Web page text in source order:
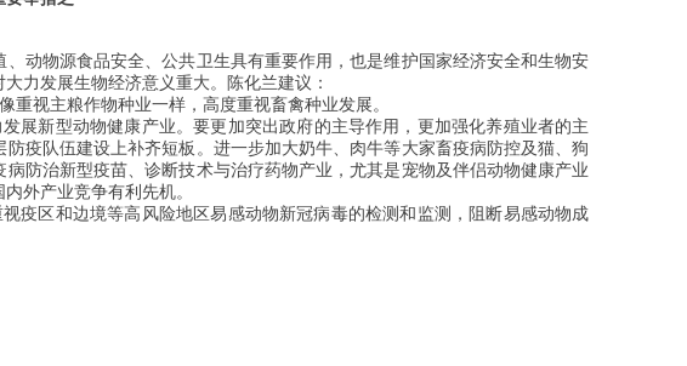
动物源食品安全、公共卫生具有重要作用，也是维护国家经济安全和生物安
力发展生物经济意义重大。陈化兰建议：
重视主粮作物种业一样，高度重视畜禽种业发展。
展新型动物健康产业。要更加突出政府的主导作用，更加强化养殖业者的主
疫队伍建设上补齐短板。进一步加大奶牛、肉牛等大家畜疫病防控及猫、狗
防治新型疫苗、诊断技术与治疗药物产业，尤其是宠物及伴侣动物健康产业
外产业竞争有利先机。
疫区和边境等高风险地区易感动物新冠病毒的检测和监测，阻断易感动物成